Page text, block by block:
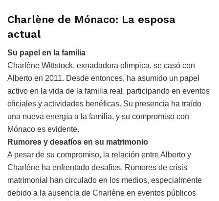
Charlène de Mónaco: La esposa
actual
Su papel en la familia
Charlène Wittstock, exnadadora olímpica, se casó con
Alberto en 2011. Desde entonces, ha asumido un papel
activo en la vida de la familia real, participando en eventos
oficiales y actividades benéficas. Su presencia ha traído
una nueva energía a la familia, y su compromiso con
Mónaco es evidente.
Rumores y desafíos en su matrimonio
A pesar de su compromiso, la relación entre Alberto y
Charlène ha enfrentado desafíos. Rumores de crisis
matrimonial han circulado en los medios, especialmente
debido a la ausencia de Charlène en eventos públicos